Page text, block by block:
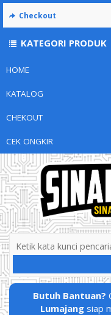
HOME
KATALOG
CHEKOUT
CEK ONGKIR
Butuh Bantuan?
Lumajang siap
Checkout
KATEGORI PRODUK